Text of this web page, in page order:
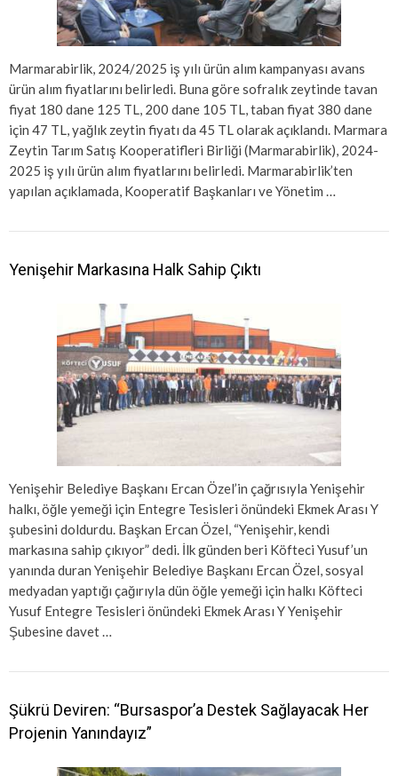
Marmarabirlik, 2024/2025 iş yılı ürün alım kampanyası avans
ürün alım fiyatlarını belirledi. Buna göre sofralık zeytinde tavan
fiyat 180 dane 125 TL, 200 dane 105 TL, taban fiyat 380 dane
için 47 TL, yağlık zeytin fiyatı da 45 TL olarak açıklandı. Marmara
Zeytin Tarım Satış Kooperatifleri Birliği (Marmarabirlik), 2024-
2025 iş yılı ürün alım fiyatlarını belirledi. Marmarabirlik’ten
yapılan açıklamada, Kooperatif Başkanları ve Yönetim …
Yenişehir Markasına Halk Sahip Çıktı
Yenişehir Belediye Başkanı Ercan Özel’in çağrısıyla Yenişehir
halkı, öğle yemeği için Entegre Tesisleri önündeki Ekmek Arası Y
şubesini doldurdu. Başkan Ercan Özel, “Yenişehir, kendi
markasına sahip çıkıyor” dedi. İlk günden beri Köfteci Yusuf’un
yanında duran Yenişehir Belediye Başkanı Ercan Özel, sosyal
medyadan yaptığı çağırıyla dün öğle yemeği için halkı Köfteci
Yusuf Entegre Tesisleri önündeki Ekmek Arası Y Yenişehir
Şubesine davet …
Şükrü Deviren: “Bursaspor’a Destek Sağlayacak Her
Projenin Yanındayız”